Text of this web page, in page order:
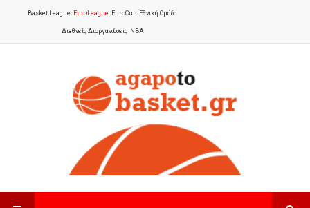
Basket League EuroLeague EuroCup Εθνική Ομάδα
Διεθνείς Διοργανώσεις NBA